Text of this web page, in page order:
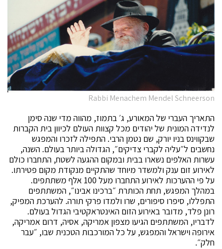
Rabbi Menachem Mendel Schneerson
התאריך העברי של המאורע, ג׳ בתמוז, מהווה מדי שנה סימן
לנדידה המונית של יהודים מכל קצוות העולם לכיוון בית הקברות
שבקווינס בניו יורק, שם נטמן הרבי. התפילה לזכרו והמפגש
נחשבים ל״עליה לקברי צדיקים״, הגדולה ביותר בעולם. השנה,
עשרות האלפים נשארו בבית ובמקום ההגעה לשטח, התחברו כולם
לאירוע זום ענק ולמשדר מיוחד שהתקיים מנקודת מקום פטירתו.
על פי ההערכות לאירוע התחברו מעל 100 אלף משתתפים.
במהלך המפגש, תחת הכותרת ״ברכינו אבינו״, המשתתפים
התפללו, סיפרו סיפורים, שרו ולמדו פרקי תורה. להערכת המפיק,
רונן פלד, מדובר באירוע הזום האינטראקטיבי הגדול בעולם.
לדבריו, המשתתפים הגיעו מצפון אמריקה, אסיה, דרום אמריקה,
אירופה וישראל והמפגש, על כל המורכבות הטכנית שבו, ״עבר
חלק״.